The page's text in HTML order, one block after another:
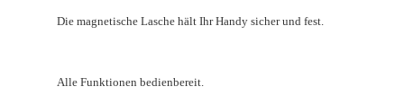
Die magnetische Lasche hält Ihr Handy sicher und fest.
Alle Funktionen bedienbereit.